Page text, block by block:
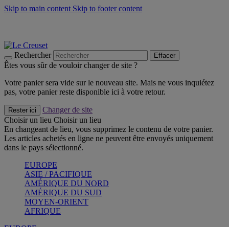
Skip to main content Skip to footer content
Rechercher Effacer
Êtes vous sûr de vouloir changer de site ?
Votre panier sera vide sur le nouveau site. Mais ne vous inquiétez
pas, votre panier reste disponible ici à votre retour.
Rester ici
Changer de site
Choisir un lieu Choisir un lieu
En changeant de lieu, vous supprimez le contenu de votre panier.
Les articles achetés en ligne ne peuvent être envoyés uniquement
dans le pays sélectionné.
EUROPE
ASIE / PACIFIQUE
AMÉRIQUE DU NORD
AMÉRIQUE DU SUD
MOYEN-ORIENT
AFRIQUE